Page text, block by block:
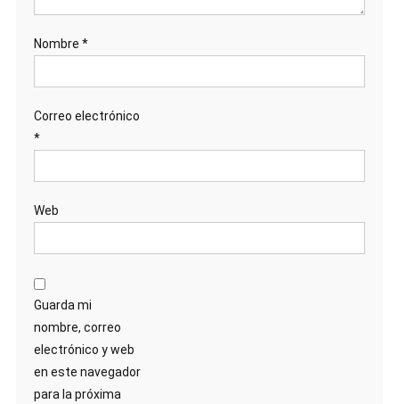
Nombre *
Correo electrónico
*
Web
Guarda mi
nombre, correo
electrónico y web
en este navegador
para la próxima